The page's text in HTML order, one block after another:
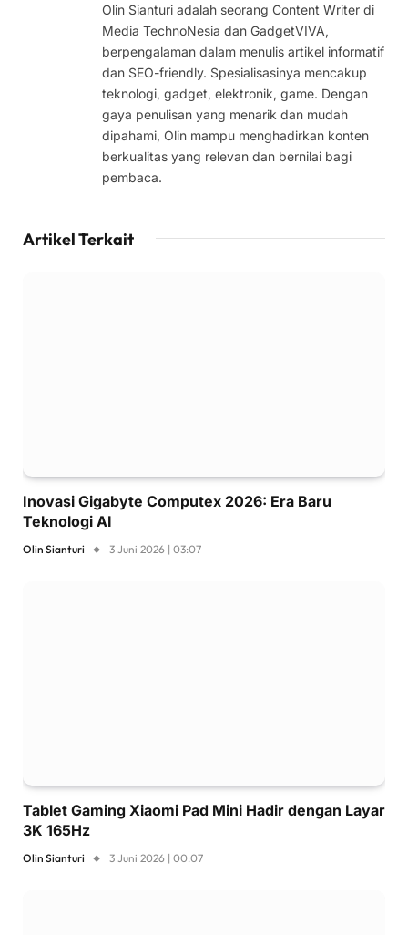
Olin Sianturi adalah seorang Content Writer di
Media TechnoNesia dan GadgetVIVA,
berpengalaman dalam menulis artikel informatif
dan SEO-friendly. Spesialisasinya mencakup
teknologi, gadget, elektronik, game. Dengan
gaya penulisan yang menarik dan mudah
dipahami, Olin mampu menghadirkan konten
berkualitas yang relevan dan bernilai bagi
pembaca.
Artikel Terkait
Inovasi Gigabyte Computex 2026: Era Baru
Teknologi AI
Olin Sianturi 3 Juni 2026 | 03:07
Tablet Gaming Xiaomi Pad Mini Hadir dengan Layar
3K 165Hz
Olin Sianturi 3 Juni 2026 | 00:07